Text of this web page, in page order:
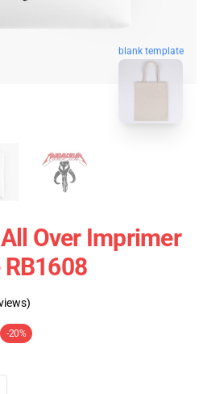
blank template
Over Imprimer
RB1608
-20%